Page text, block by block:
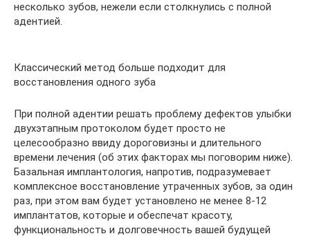
несколько зубов, нежели если столкнулись с полной
адентией.
Классический метод больше подходит для
восстановления одного зуба
При полной адентии решать проблему дефектов улыбки
двухэтапным протоколом будет просто не
целесообразно ввиду дороговизны и длительного
времени лечения (об этих факторах мы поговорим ниже).
Базальная имплантология, напротив, подразумевает
комплексное восстановление утраченных зубов, за один
раз, при этом вам будет установлено не менее 8-12
имплантатов, которые и обеспечат красоту,
функциональность и долговечность вашей будущей